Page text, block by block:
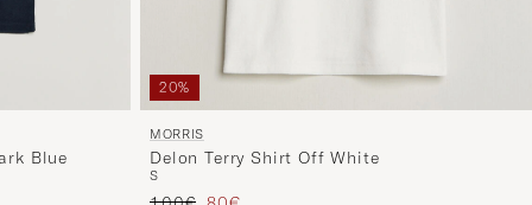
Blue
20%
MORRIS
Delon Terry Shirt Off White
S